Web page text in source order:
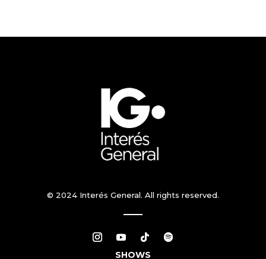
© 2024 Interés General. All rights reserved.
SHOWS